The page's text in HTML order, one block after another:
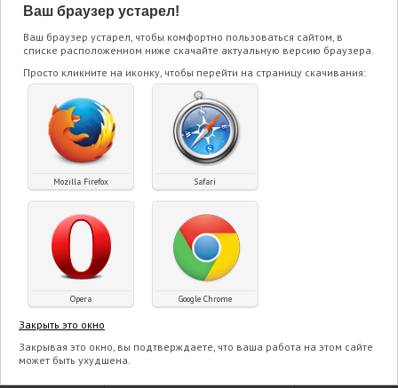
Ваш браузер устарел!
Ваш браузер устарел, чтобы комфортно пользоваться сайтом, в
списке расположенном ниже скачайте актуальную версию браузера.
Просто кликните на иконку, чтобы перейти на страницу скачивания:
Mozilla Firefox Safari
Opera Google Chrome
Закрыть это окно
Закрывая это окно, вы подтверждаете, что ваша работа на этом сайте
может быть ухудшена.